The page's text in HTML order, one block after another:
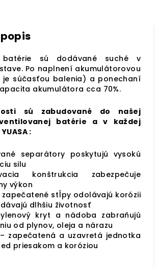
batérie sú dodávané suché v
Po naplnení akumulátorovou
je súčasťou balenia) a ponechaní
akumulátora cca 70%.
sú zabudované do našej
batérie a v každej
:
separátory poskytujú vysokú
silu
konštrukcia zabezpečuje
výkon
zapečatené stĺpy odolávajú korózii
dlhšiu životnosť
kryt a nádoba zabraňujú
od plynov, oleja a nárazu
zapečatená a uzavretá jednotka
priesakom a koróziou